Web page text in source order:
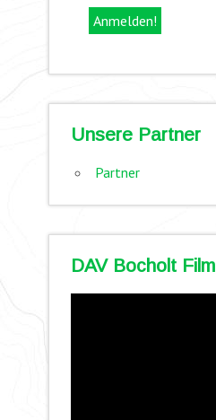
Unsere Partner
Partner
DAV Bocholt Film